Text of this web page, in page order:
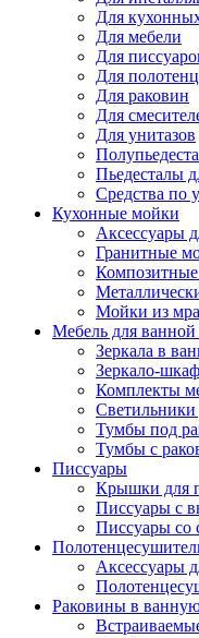
Для
Для мебели
Для
Для
Для раковин
Для
Для унитазов
Пьедесталы
Средства по
Кухонные мойки
Аксессуары
Гранитные
Мойки из
Мебель для
Зеркала в
Зеркало-шкаф
Комплекты
Светильники
Тумбы под
Тумбы с
Писсуары
Крышки для
Писсуары с
Писсуары со
Аксессуары
Раковины в